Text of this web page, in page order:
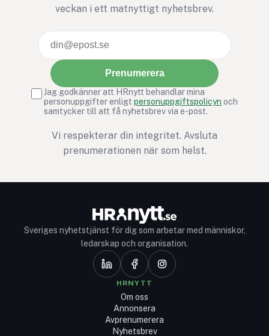
januari: full av goda
snabbt bortglömd.
veckan i ett matnyttigt nyhetsbrev.
Prenumerera
Jag godkänner att HRnytt behandlar mina
personuppgifter enligt personuppgiftspolicyn och
samtycker till att få nyhetsbrev via e-post.
Vi respekterar din integritet. Avsluta
prenumerationen när som helst.
Sveriges nyhetstjänst för dig som arbetar med människor,
ledarskap och organisation.
HRNYTT
Om oss
Annonsera
Avprenumerera
Nyhetsbrev